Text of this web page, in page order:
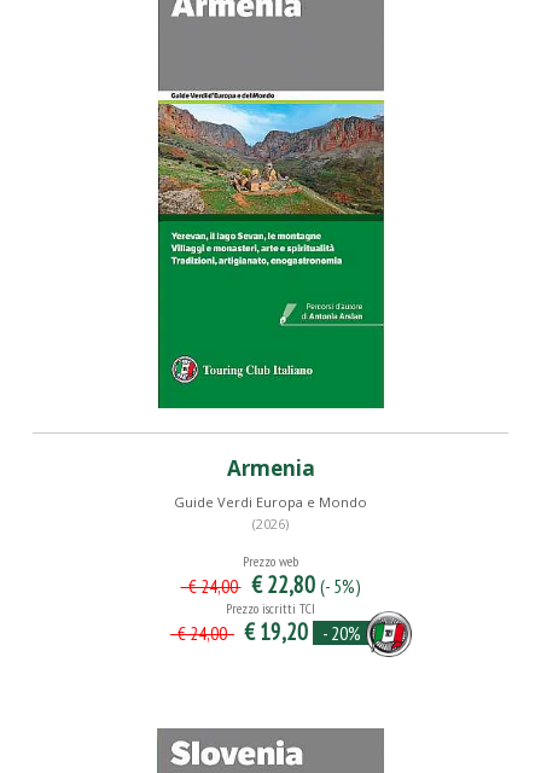
Armenia
Guide Verdi Europa e Mondo
(2026)
Prezzo web
€ 24,00 € 22,80 (- 5%)
Prezzo iscritti TCI
€ 24,00 € 19,20 - 20%